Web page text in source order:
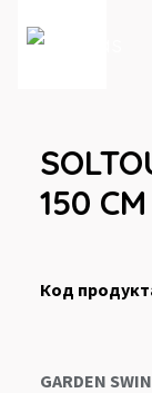
150
Код
GARDEN